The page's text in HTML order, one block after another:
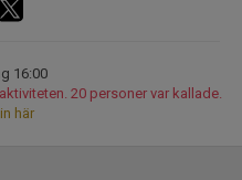
16:00
20 personer var kallade.
här